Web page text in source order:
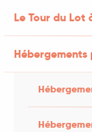
Le Tour du Lot